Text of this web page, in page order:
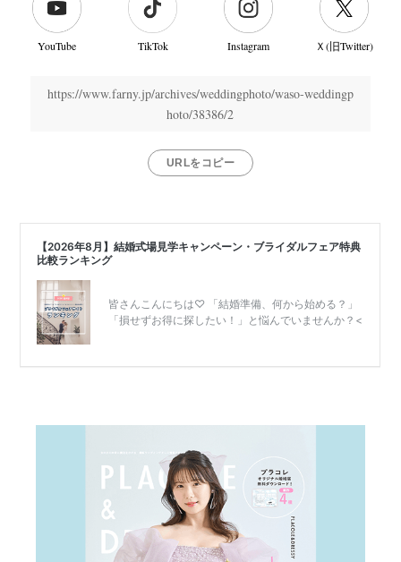
YouTube TikTok Instagram Ｘ(旧Twitter)
https://www.farny.jp/archives/weddingphoto/waso-weddingp
hoto/38386/2
URLをコピー
結